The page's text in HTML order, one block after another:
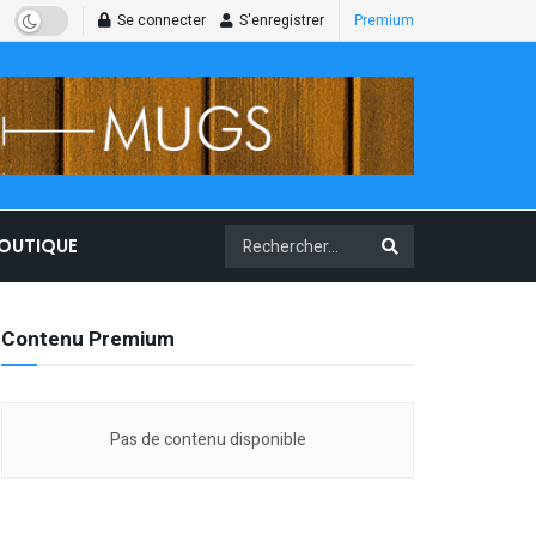
Se connecter S'enregistrer Premium
Contenu Premium
Pas de contenu disponible